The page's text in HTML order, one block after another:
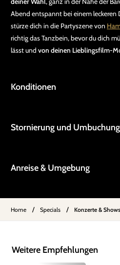
Abend entspannt bei einem leckeren
stürze dich in die Partyszene von
richtig das Tanzbein, bevor du dich
lässt und von deinen Lieblingsfilm-
Konditionen
Stornierung und Umbuchung
Anreise & Umgebung
Home / Specials / Konzerte & Shows
Weitere Empfehlungen